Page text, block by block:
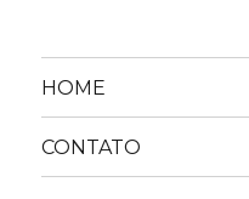
HOME
CONTATO